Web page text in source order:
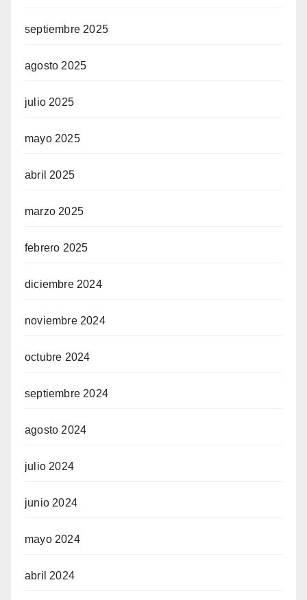
septiembre 2025
agosto 2025
julio 2025
mayo 2025
abril 2025
marzo 2025
febrero 2025
diciembre 2024
noviembre 2024
octubre 2024
septiembre 2024
agosto 2024
julio 2024
junio 2024
mayo 2024
abril 2024